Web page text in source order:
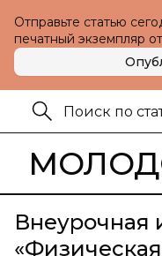
Отправьте статью
печатный экземпляр
Внеурочная